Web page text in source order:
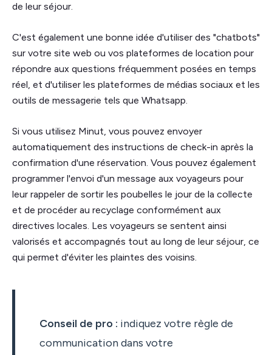
de leur séjour.
C'est également une bonne idée d'utiliser des "chatbots"
sur votre site web ou vos plateformes de location pour
répondre aux questions fréquemment posées en temps
réel, et d'utiliser les plateformes de médias sociaux et les
outils de messagerie tels que Whatsapp.
Si vous utilisez Minut, vous pouvez envoyer
automatiquement des instructions de check-in après la
confirmation d'une réservation. Vous pouvez également
programmer l'envoi d'un message aux voyageurs pour
leur rappeler de sortir les poubelles le jour de la collecte
et de procéder au recyclage conformément aux
directives locales. Les voyageurs se sentent ainsi
valorisés et accompagnés tout au long de leur séjour, ce
qui permet d'éviter les plaintes des voisins.
Conseil de pro : indiquez votre règle de
communication dans votre